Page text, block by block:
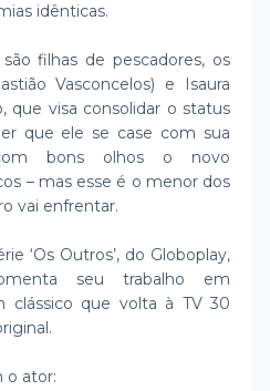
idênticas.
filhas de pescadores, os
Vasconcelos) e Isaura
que visa consolidar o status
que ele se case com sua
bons olhos o novo
– mas esse é o menor dos
vai enfrentar.
‘Os Outros’, do Globoplay,
seu trabalho em
clássico que volta à TV 30
o ator: